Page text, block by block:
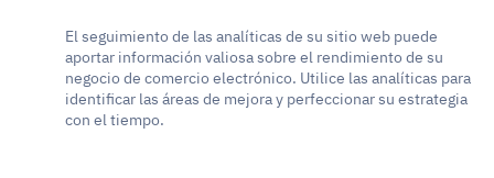
El seguimiento de las analíticas de su sitio web puede
aportar información valiosa sobre el rendimiento de su
negocio de comercio electrónico. Utilice las analíticas para
identificar las áreas de mejora y perfeccionar su estrategia
con el tiempo.